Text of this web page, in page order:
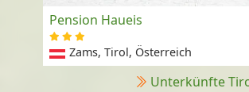
Pension Haueis
Zams, Tirol, Österreich
Unterkünfte